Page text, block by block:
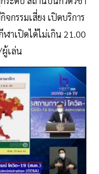
กรรมเสี่ยง เปิดบริการ
าเปิดได้ไม่เกิน 21.00
เล่น